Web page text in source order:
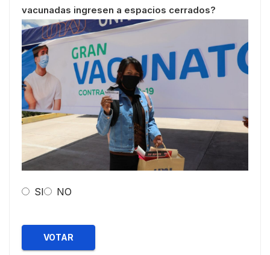
vacunadas ingresen a espacios cerrados?
SI NO
VOTAR